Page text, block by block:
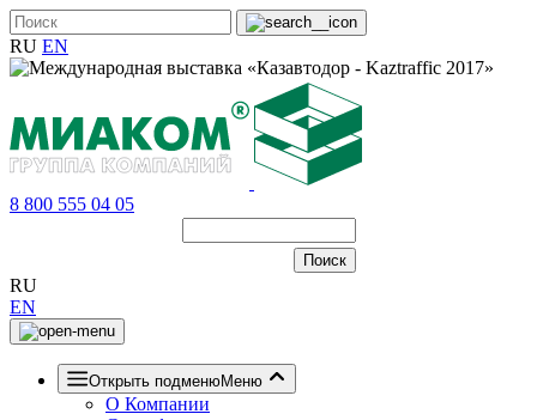
RU EN
8 800 555 04 05
RU
EN
Открыть подменюМеню
О Компании